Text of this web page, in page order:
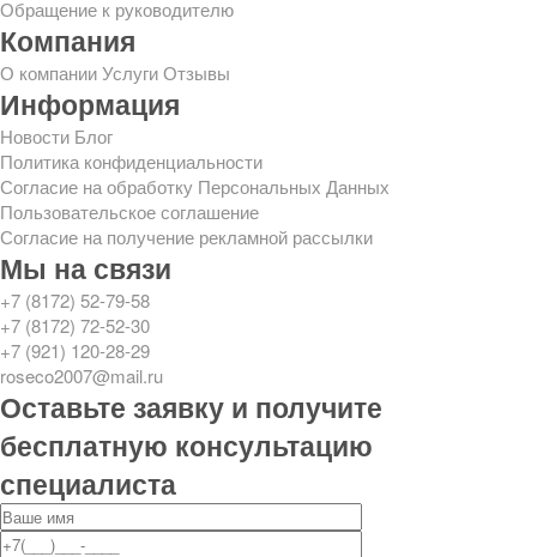
Обращение к руководителю
Компания
О компанииУслугиОтзывы
Информация
Новости Блог
Политика конфиденциальности
Согласие на обработку Персональных Данных
Пользовательское соглашение
Согласие на получение рекламной рассылки
Мы на связи
+7 (8172) 52-79-58
+7 (8172) 72-52-30
+7 (921) 120-28-29
roseco2007@mail.ru
Оставьте заявку и получите
бесплатную консультацию
специалиста